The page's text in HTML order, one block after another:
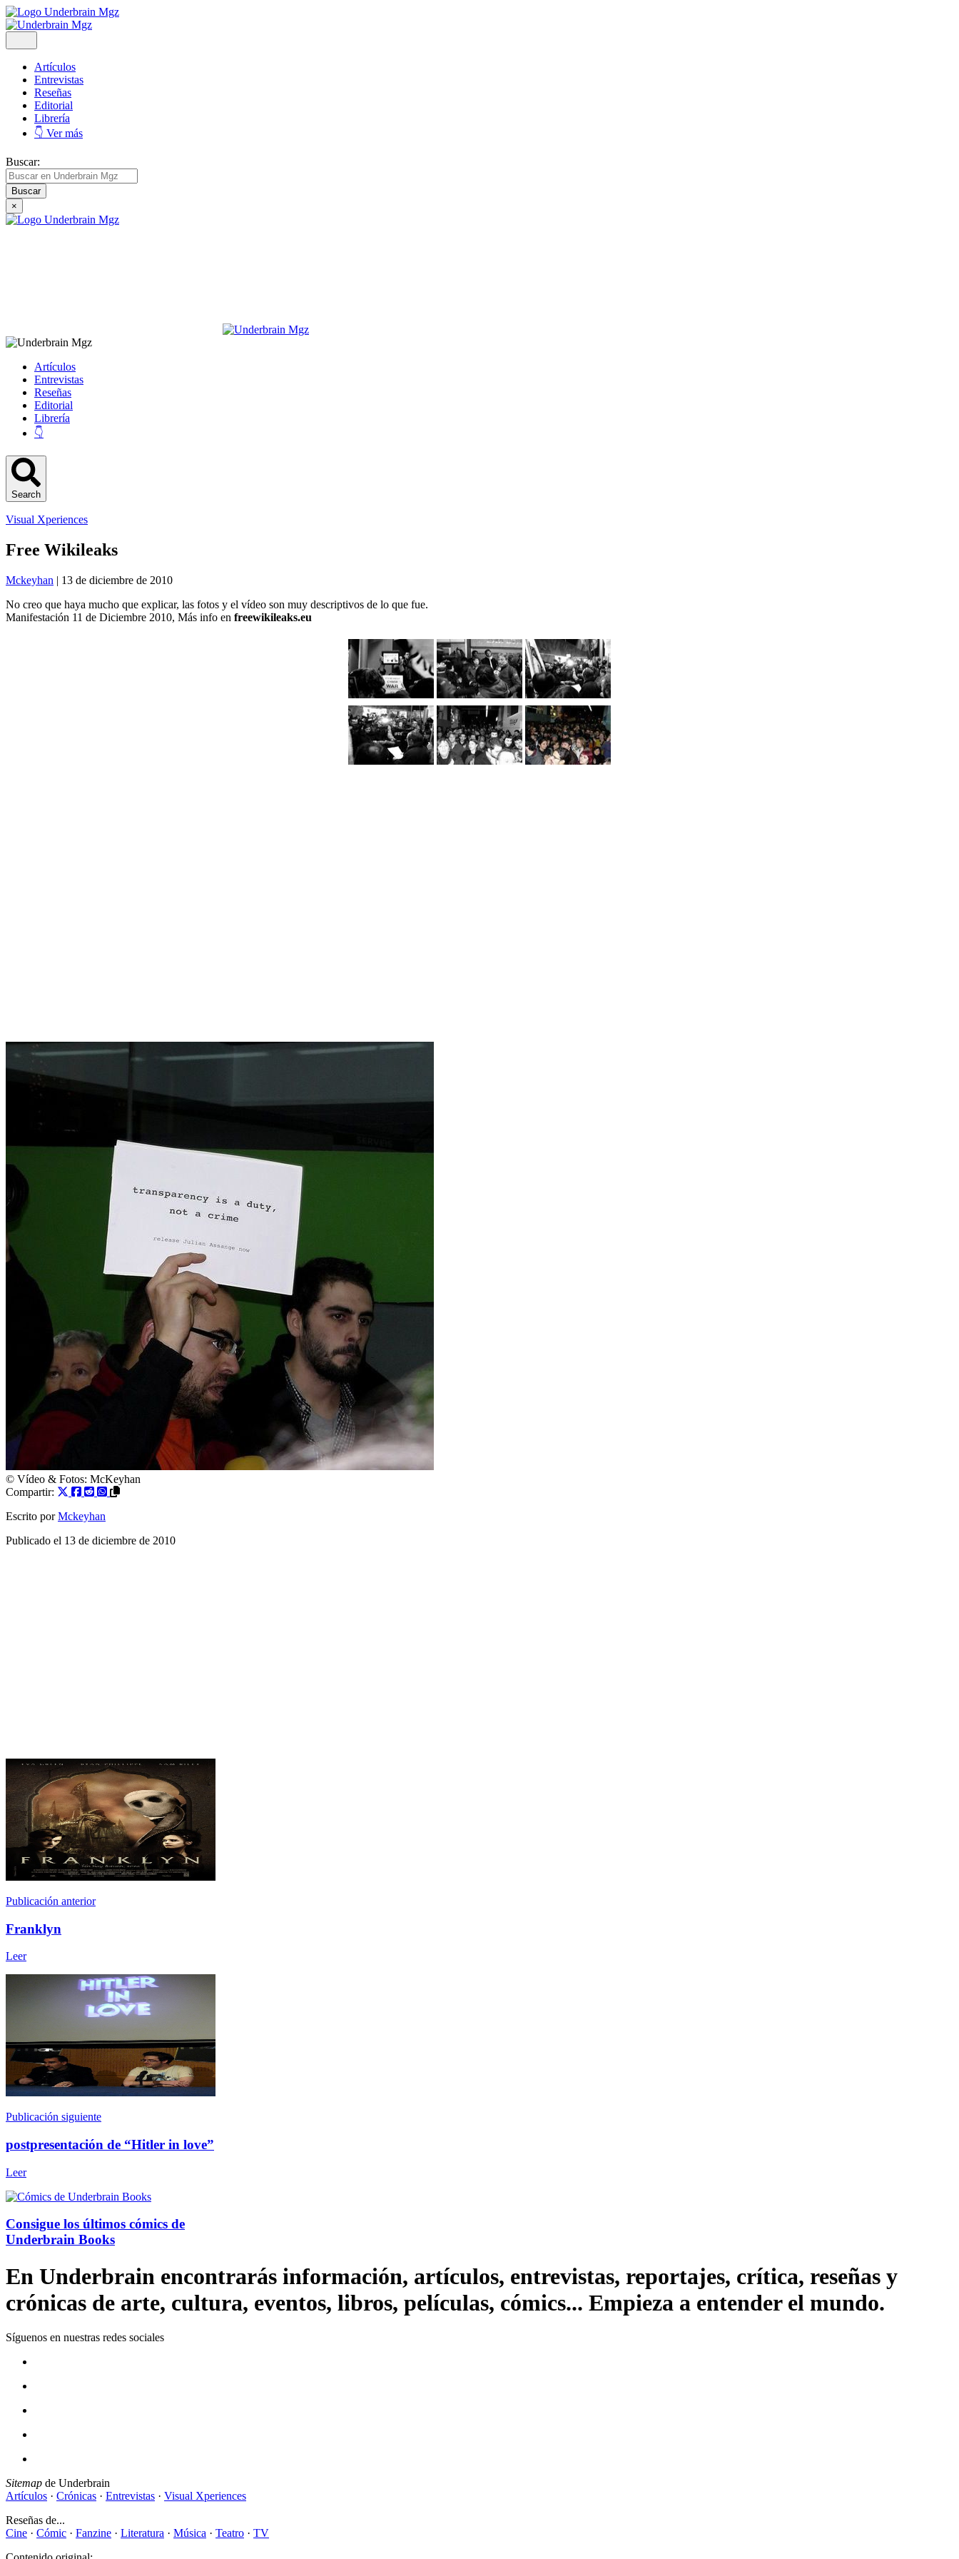
Artículos
Entrevistas
Reseñas
Editorial
Librería
👇 Ver más
Buscar:
×
Artículos
Entrevistas
Reseñas
Editorial
Librería
👇
Search
Visual Xperiences
Free Wikileaks
Mckeyhan | 13 de diciembre de 2010
No creo que haya mucho que explicar, las fotos y el vídeo son muy descriptivos de lo que fue.
Manifestación 11 de Diciembre 2010, Más info en freewikileaks.eu
© Vídeo & Fotos: McKeyhan
Compartir:
Escrito por Mckeyhan
Publicado el 13 de diciembre de 2010
Publicación anterior
Franklyn
Leer
Publicación siguiente
postpresentación de “Hitler in love”
Leer
Consigue los últimos cómics de
Underbrain Books
En Underbrain encontrarás información, artículos, entrevistas, reportajes, crítica, reseñas y
crónicas de arte, cultura, eventos, libros, películas, cómics... Empieza a entender el mundo.
Síguenos en nuestras redes sociales
Sitemap de Underbrain
Artículos · Crónicas · Entrevistas · Visual Xperiences
Reseñas de...
Cine · Cómic · Fanzine · Literatura · Música · Teatro · TV